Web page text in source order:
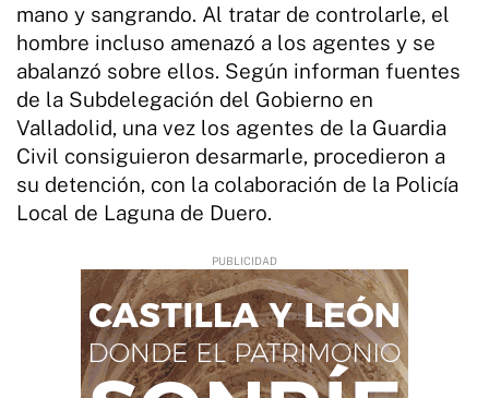
mano y sangrando. Al tratar de controlarle, el
hombre incluso amenazó a los agentes y se
abalanzó sobre ellos. Según informan fuentes
de la Subdelegación del Gobierno en
Valladolid, una vez los agentes de la Guardia
Civil consiguieron desarmarle, procedieron a
su detención, con la colaboración de la Policía
Local de Laguna de Duero.